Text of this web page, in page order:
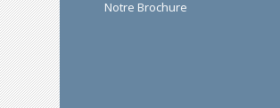
Notre Brochure